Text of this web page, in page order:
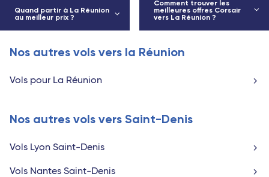
Quand partir à La Réunion
au meilleur prix ?
Comment trouver les
meilleures offres Corsair
vers La Réunion ?
Nos autres vols vers la Réunion
Vols pour La Réunion
Nos autres vols vers Saint-Denis
Vols Lyon Saint-Denis
Vols Nantes Saint-Denis